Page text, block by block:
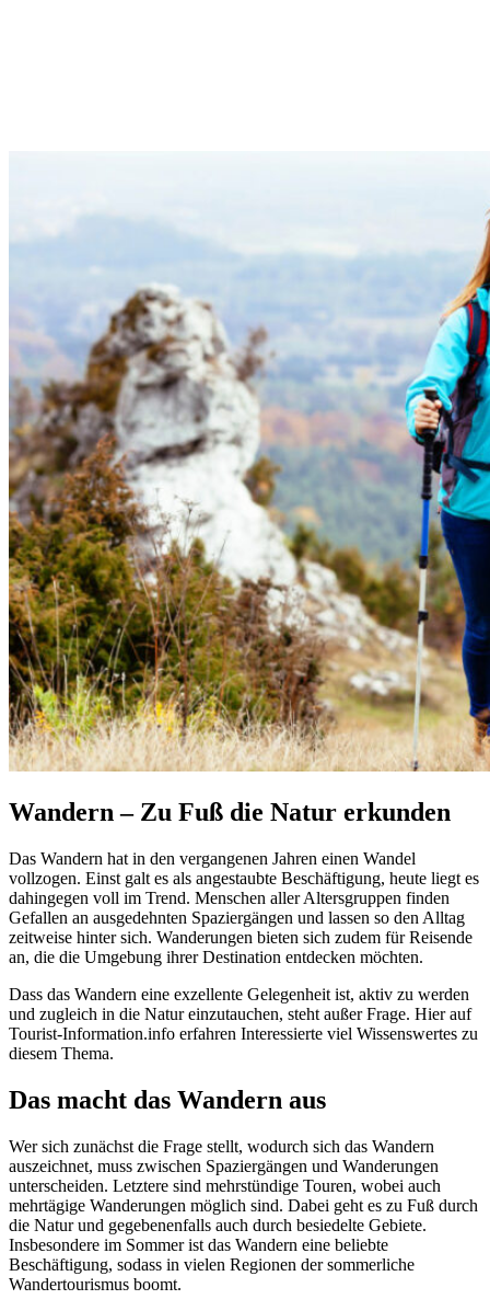
Wandern – Zu Fuß die Natur erkunden
Das Wandern hat in den vergangenen Jahren einen Wandel
vollzogen. Einst galt es als angestaubte Beschäftigung, heute liegt es
dahingegen voll im Trend. Menschen aller Altersgruppen finden
Gefallen an ausgedehnten Spaziergängen und lassen so den Alltag
zeitweise hinter sich. Wanderungen bieten sich zudem für Reisende
an, die die Umgebung ihrer Destination entdecken möchten.
Dass das Wandern eine exzellente Gelegenheit ist, aktiv zu werden
und zugleich in die Natur einzutauchen, steht außer Frage. Hier auf
Tourist-Information.info erfahren Interessierte viel Wissenswertes zu
diesem Thema.
Das macht das Wandern aus
Wer sich zunächst die Frage stellt, wodurch sich das Wandern
auszeichnet, muss zwischen Spaziergängen und Wanderungen
unterscheiden. Letztere sind mehrstündige Touren, wobei auch
mehrtägige Wanderungen möglich sind. Dabei geht es zu Fuß durch
die Natur und gegebenenfalls auch durch besiedelte Gebiete.
Insbesondere im Sommer ist das Wandern eine beliebte
Beschäftigung, sodass in vielen Regionen der sommerliche
Wandertourismus boomt.